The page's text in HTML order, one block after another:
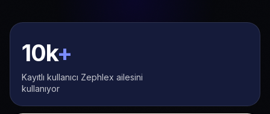
10k+
Kayıtlı kullanıcı Zephlex ailesini
kullanıyor